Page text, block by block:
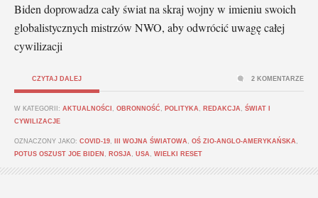
Biden doprowadza cały świat na skraj wojny w imieniu swoich
globalistycznych mistrzów NWO, aby odwrócić uwagę całej
cywilizacji
CZYTAJ DALEJ
W KATEGORII: AKTUALNOŚCI OBRONNOŚĆ POLITYKA REDAKCJA
ŚWIAT I
CYWILIZACJE
OZNACZONY JAKO: COVID-19 III WOJNA ŚWIATOWA OŚ ZIO-ANGLO-AMERYKAŃSKA
POTUS OSZUST JOE BIDEN
ROSJA USA WIELKI RESET
2 KOMENTARZE